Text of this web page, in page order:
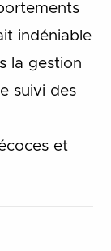
indéniable
la gestion
suivi des
et